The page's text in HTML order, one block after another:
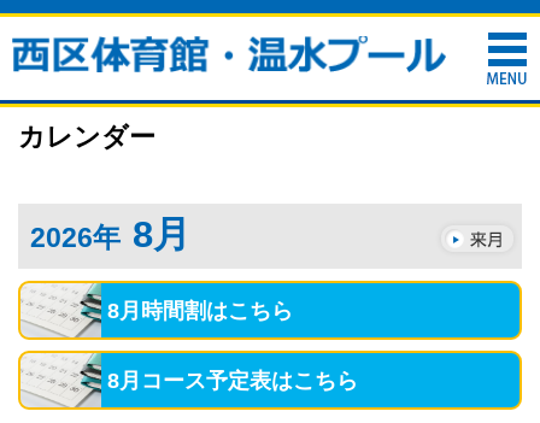
カレンダー
2026年 8月
8月時間割はこちら
8月コース予定表はこちら